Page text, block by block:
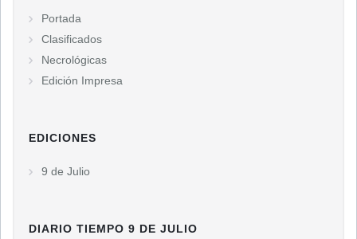
Portada
Clasificados
Necrológicas
Edición Impresa
EDICIONES
9 de Julio
DIARIO TIEMPO 9 DE JULIO